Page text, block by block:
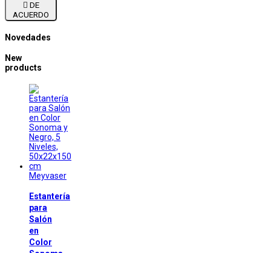

ACUERDO
Novedades
New
products
Meyvaser
Estantería
para
Salón
en
Color